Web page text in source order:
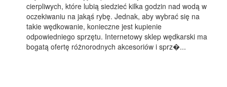
cierpliwych, które lubią siedzieć kilka godzin nad wodą w
oczekiwaniu na jakąś rybę. Jednak, aby wybrać się na
takie wędkowanie, konieczne jest kupienie
odpowiedniego sprzętu. Internetowy sklep wędkarski ma
bogatą ofertę różnorodnych akcesoriów i sprz�...